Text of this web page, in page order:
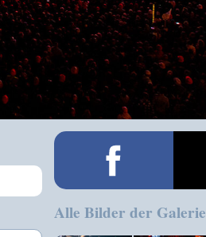
Alle Bilder der Galerie